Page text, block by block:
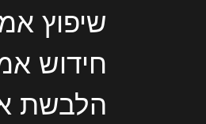
שיפוץ
חידוש
הלבשת